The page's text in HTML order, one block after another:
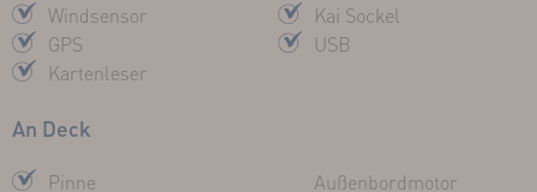
Windsensor
GPS
Kartenleser
Kai Sockel
USB
An Deck
Pinne
Außenbordmotor